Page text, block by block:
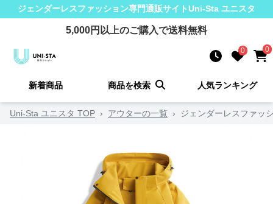
ジェンダーレスファッション専門通販サイトUni-Sta ユニスタ
5,000円以上のご購入で送料無料
0 0
新着商品 商品を検索 人気ランキング
Uni-Sta ユニスタ TOP › アウターの一覧 › ジェンダーレスファッ